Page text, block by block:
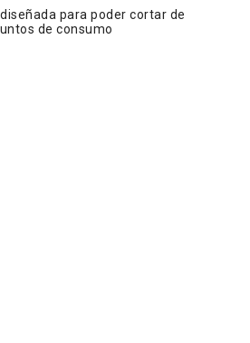
para poder cortar de
de consumo